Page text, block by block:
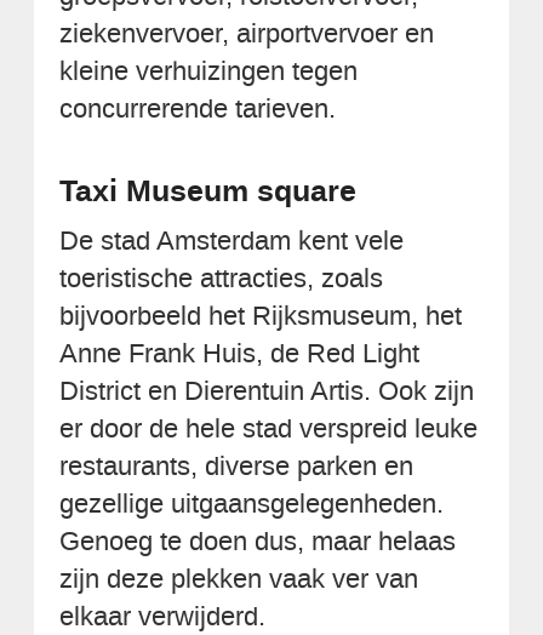
ziekenvervoer, airportvervoer en
kleine verhuizingen tegen
concurrerende tarieven.
Taxi Museum square
De stad Amsterdam kent vele
toeristische attracties, zoals
bijvoorbeeld het Rijksmuseum, het
Anne Frank Huis, de Red Light
District en Dierentuin Artis. Ook zijn
er door de hele stad verspreid leuke
restaurants, diverse parken en
gezellige uitgaansgelegenheden.
Genoeg te doen dus, maar helaas
zijn deze plekken vaak ver van
elkaar verwijderd.